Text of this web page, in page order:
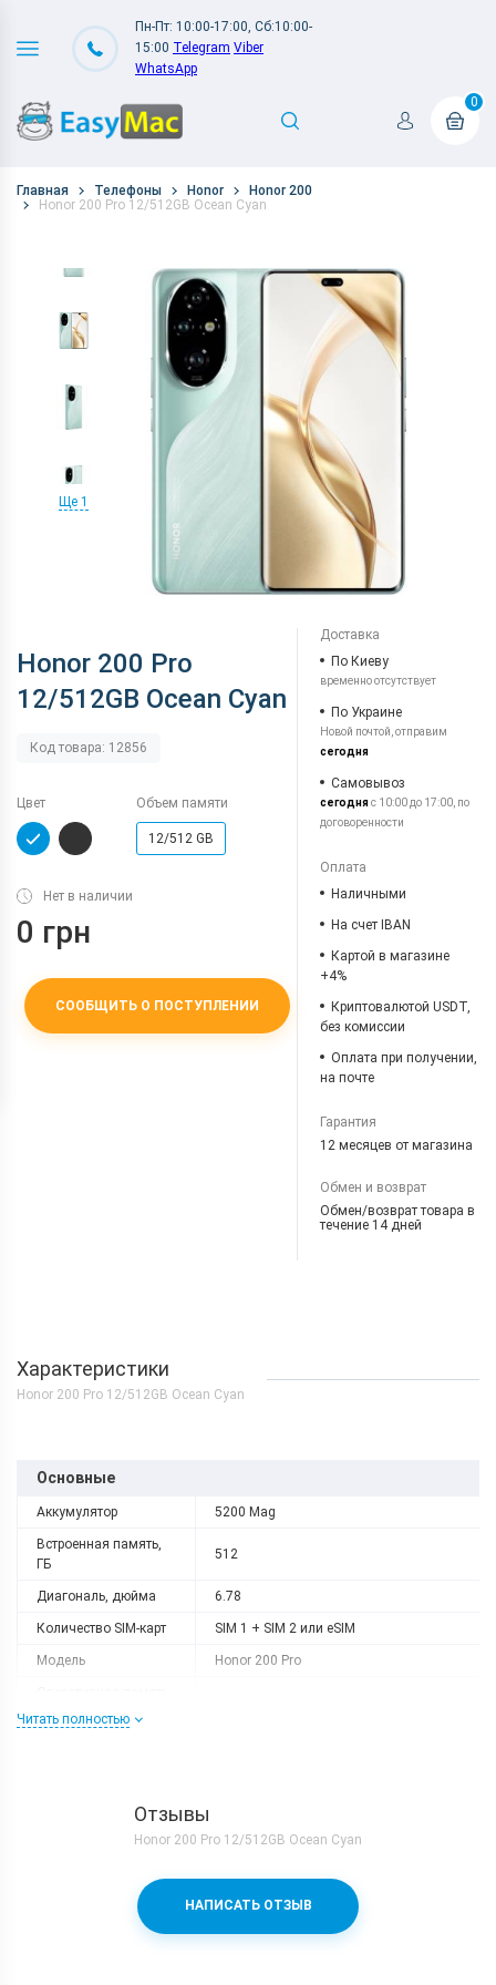
Пн-Пт: 10:00-17:00, Сб:10:00-
15:00 Telegram Viber
WhatsApp
0
Главная Телефоны Honor
Honor 200
Honor 200 Pro 12/512GB Ocean Cyan
Ще 1
Honor 200 Pro
12/512GB Ocean Cyan
Код товара: 12856
Цвет Объем памяти
12/512 GB
Нет в наличии
0 грн
СООБЩИТЬ О ПОСТУПЛЕНИИ
Доставка
По Киеву
временно отсутствует
По Украине
Новой почтой, отправим
сегодня
Самовывоз
сегодняс 10:00 до 17:00, по
договоренности
Оплата
Наличными
На счет IBAN
Картой в магазине
+4%
Криптовалютой USDT,
без комиссии
Оплата при получении,
на почте
Гарантия
12 месяцев от магазина
Обмен и возврат
Обмен/возврат товара в
течение 14 дней
Характеристики
Honor 200 Pro 12/512GB Ocean Cyan
Основные
Аккумулятор 5200 Mag
Встроенная память,
ГБ
512
Диагональ, дюйма 6.78
Количество SIM-карт SIM 1 + SIM 2 или eSIM
Модель Honor 200 Pro
ГБ
8
Qualcomm Snapdragon 8s Gen 3 +
Читать полностью
Отзывы
Honor 200 Pro 12/512GB Ocean Cyan
НАПИСАТЬ ОТЗЫВ